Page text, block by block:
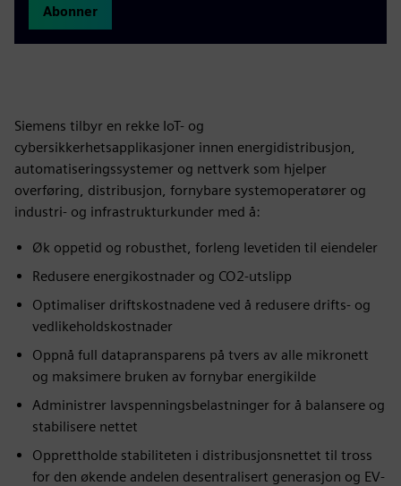
Abonner
Siemens tilbyr en rekke IoT- og
cybersikkerhetsapplikasjoner innen energidistribusjon,
automatiseringssystemer og nettverk som hjelper
overføring, distribusjon, fornybare systemoperatører og
industri- og infrastrukturkunder med å:
Øk oppetid og robusthet, forleng levetiden til eiendeler
Redusere energikostnader og CO2-utslipp
Optimaliser driftskostnadene ved å redusere drifts- og
vedlikeholdskostnader
Oppnå full datapransparens på tvers av alle mikronett
og maksimere bruken av fornybar energikilde
Administrer lavspenningsbelastninger for å balansere og
stabilisere nettet
Opprettholde stabiliteten i distribusjonsnettet til tross
for den økende andelen desentralisert generasjon og EV-